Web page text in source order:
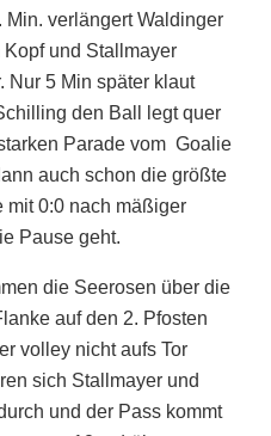
verlängert Waldinger
und Stallmayer
Nur 5 Min später klaut
den Ball legt quer
Parade vom Goalie
auch schon die größte
mit 0:0 nach mäßiger
Pause geht.
die Seerosen über die
auf den 2. Pfosten
volley nicht aufs Tor
sich Stallmayer und
und der Pass kommt